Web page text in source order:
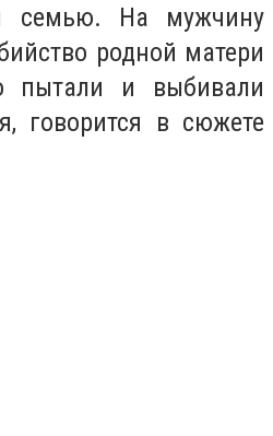
семью. На мужчину
родной матери
пытали и выбивали
говорится в сюжете